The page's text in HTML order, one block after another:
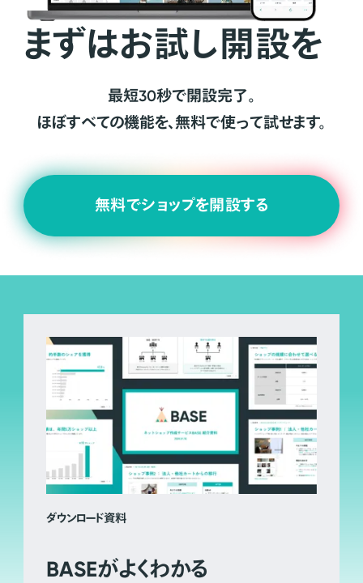
まずはお試し開設を
最短30秒で開設完了。
ほぼすべての機能を、無料で使って試せます。
無料でショップを開設する
ダウンロード資料
BASEがよくわかる